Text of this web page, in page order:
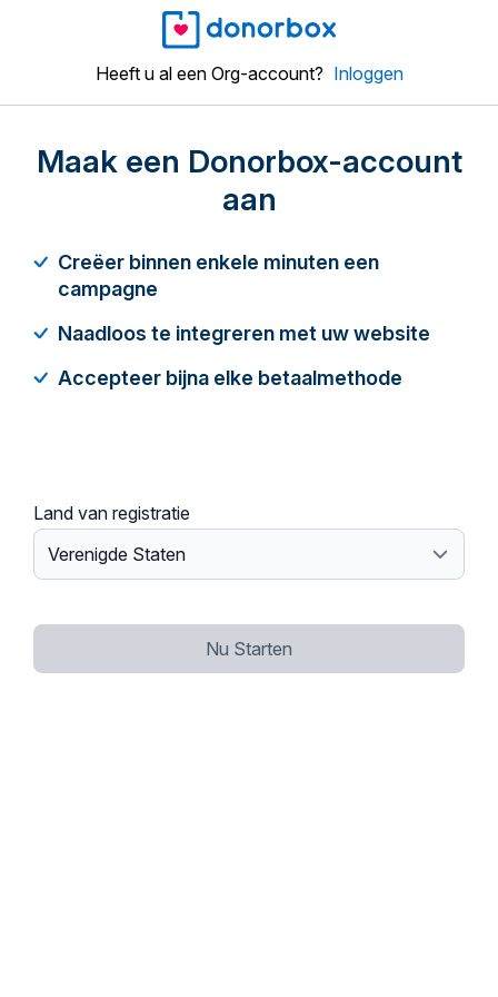
Heeft u al een Org-account? Inloggen
Maak een Donorbox-account
aan
Creëer binnen enkele minuten een
campagne
Naadloos te integreren met uw website
Accepteer bijna elke betaalmethode
Land van registratie
Nu Starten